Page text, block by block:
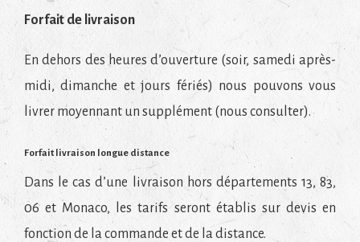
Forfait de livraison
En dehors des heures d’ouverture (soir, samedi après-
midi, dimanche et jours fériés) nous pouvons vous
livrer moyennant un supplément (nous consulter).
Forfait livraison longue distance
Dans le cas d’une livraison hors départements 13, 83,
06 et Monaco, les tarifs seront établis sur devis en
fonction de la commande et de la distance.